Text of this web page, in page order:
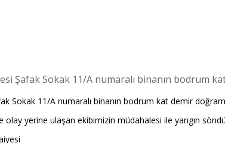
Şafak Sokak 11/A numaralı binanın bodrum
Sokak 11/A numaralı binanın bodrum kat demir
yerine ulaşan ekibimizin müdahalesi ile yangın